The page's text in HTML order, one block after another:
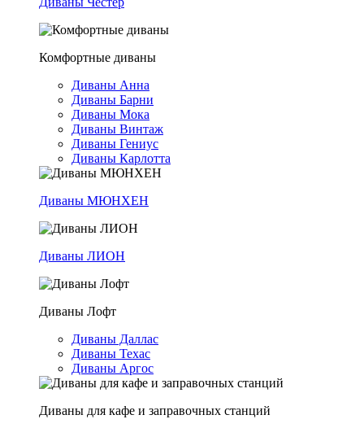
Комфортные диваны
Диваны Анна
Диваны Барни
Диваны Мока
Диваны Винтаж
Диваны Гениус
Диваны Карлотта
Диваны МЮНХЕН
Диваны ЛИОН
Диваны Лофт
Диваны Даллас
Диваны Техас
Диваны Аргос
Диваны для кафе и заправочных станций